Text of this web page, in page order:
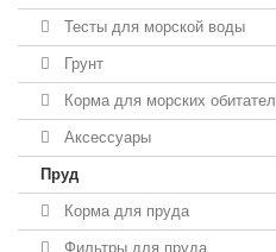
Тесты для морской воды
Грунт
Корма для морских
Аксессуары
Пруд
Корма для пруда
Фильтры для пруда